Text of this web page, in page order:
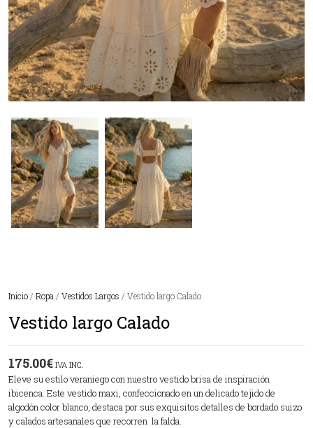
Inicio / Ropa / Vestidos Largos / Vestido largo Calado
Vestido largo Calado
175.00€ IVA INC.
Eleve su estilo veraniego con nuestro vestido brisa de inspiración
ibicenca. Este vestido maxi, confeccionado en un delicado tejido de
algodón color blanco, destaca por sus exquisitos detalles de bordado suizo
y calados artesanales que recorren la falda.